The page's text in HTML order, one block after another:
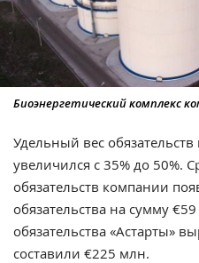
Биоэнергетический комплекс
Удельный вес обязательств
увеличился с 35% до 50%.
обязательств компании
обязательства на сумму
обязательства «Астарты»
составили €225 млн.